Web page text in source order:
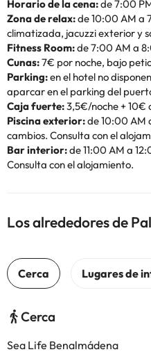
Horario de la cena:de 7:00
Zona de relax:de 10:00 AM a
climatizada, jacuzzi exterior y
Fitness Room:de 7:00 AM a
Cunas:7€ por noche, bajo
Parking:en el hotel no
aparcar en el parking del
Caja fuerte:3,5€/noche + 10€
Piscina exterior:de 10:00 AM
cambios. Consulta con el
Bar interior:de 11:00 AM a
Consulta con el alojamiento.
Los alrededores de
Cerca
Sea Life Benalmádena